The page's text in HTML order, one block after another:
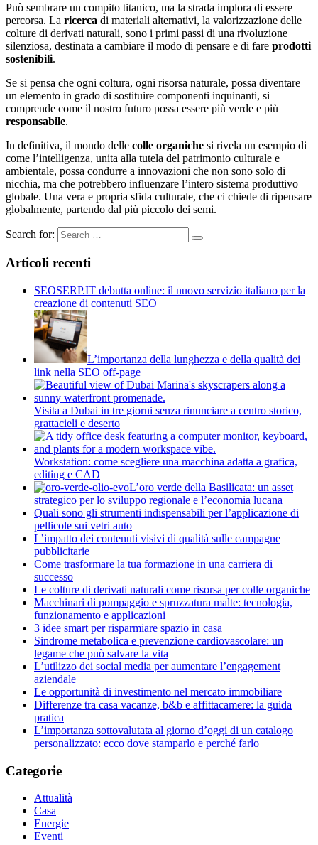
Può sembrare un compito titanico, ma la strada implora di essere
percorsa. La ricerca di materiali alternativi, la valorizzazione delle
colture di derivati naturali, sono i primi passi di una rivoluzione
silenziosa, destinata a cambiare il modo di pensare e di fare prodotti
sostenibili.
Se si pensa che ogni coltura, ogni risorsa naturale, possa diventare
un elemento in grado di sostituire componenti inquinanti, si
comprende come il nostro futuro possa essere più verde e più
responsabile.
In definitiva, il mondo delle colle organiche si rivela un esempio di
come l’intelligenza, unita alla tutela del patrimonio culturale e
ambientale, possa condurre a innovazioni che non sono solo di
nicchia, ma che potrebbero influenzare l’intero sistema produttivo
globale. Una vera e propria sfida culturale, che ci chiede di ripensare
globalmente, partendo dal più piccolo dei semi.
Search for:
Articoli recenti
SEOSERP.IT debutta online: il nuovo servizio italiano per la
creazione di contenuti SEO
L’importanza della lunghezza e della qualità dei
link nella SEO off-page
Visita a Dubai in tre giorni senza rinunciare a centro storico,
grattacieli e deserto
Workstation: come scegliere una macchina adatta a grafica,
editing e CAD
L’oro verde della Basilicata: un asset
strategico per lo sviluppo regionale e l’economia lucana
Quali sono gli strumenti indispensabili per l’applicazione di
pellicole sui vetri auto
L’impatto dei contenuti visivi di qualità sulle campagne
pubblicitarie
Come trasformare la tua formazione in una carriera di
successo
Le colture di derivati naturali come risorsa per colle organiche
Macchinari di pompaggio e spruzzatura malte: tecnologia,
funzionamento e applicazioni
3 idee smart per risparmiare spazio in casa
Sindrome metabolica e prevenzione cardiovascolare: un
legame che può salvare la vita
L’utilizzo dei social media per aumentare l’engagement
aziendale
Le opportunità di investimento nel mercato immobiliare
Differenze tra casa vacanze, b&b e affittacamere: la guida
pratica
L’importanza sottovalutata al giorno d’oggi di un catalogo
personalizzato: ecco dove stamparlo e perché farlo
Categorie
Attualità
Casa
Energie
Eventi